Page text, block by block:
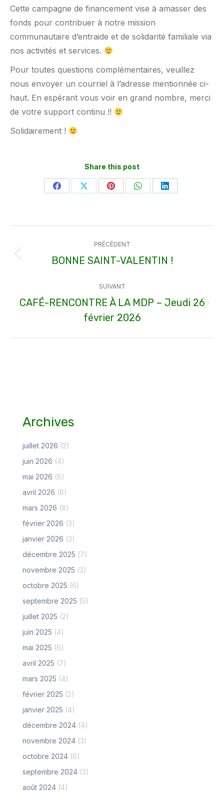
Cette campagne de financement vise à amasser des
fonds pour contribuer à notre mission
communautaire d’entraide et de solidarité familiale via
nos activités et services.
Pour toutes questions complémentaires, veuillez
nous envoyer un courriel à l’adresse mentionnée ci-
haut. En espérant vous voir en grand nombre, merci
de votre support continu !!
Solidairement !
Share this post
PartagerPartagerPartagerPartagerPartager
article
PRÉCÉDENT
Article
:
BONNE SAINT-VALENTIN !
SUIVANT
Article
suivant
:
CAFÉ-RENCONTRE À LA MDP – Jeudi 26
février 2026
Archives
juillet 2026 (2)
juin 2026 (4)
mai 2026 (8)
avril 2026 (8)
mars 2026 (8)
février 2026 (3)
janvier 2026 (3)
décembre 2025 (7)
novembre 2025 (3)
octobre 2025 (6)
septembre 2025 (5)
juillet 2025 (2)
juin 2025 (4)
mai 2025 (6)
avril 2025 (7)
mars 2025 (4)
février 2025 (2)
janvier 2025 (4)
décembre 2024 (4)
novembre 2024 (3)
octobre 2024 (6)
septembre 2024 (3)
août 2024 (4)